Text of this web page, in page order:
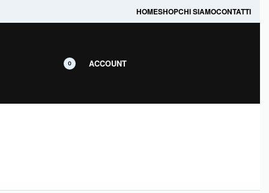
HOMESHOPCHI SIAMOCONTATTI
0 ACCOUNT